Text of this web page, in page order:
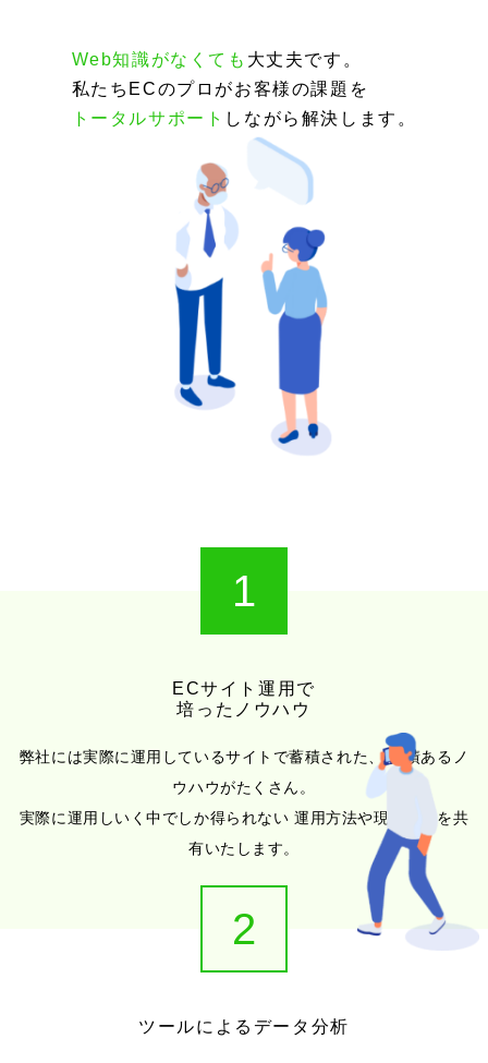
Web知識がなくても 大丈夫です。
私たちECのプロがお客様の課題を
トータルサポート しながら解決します。
1
ECサイト運用で
培ったノウハウ
弊社には実際に運用しているサイトで蓄積された、実績あるノ
ウハウがたくさん。
実際に運用しいく中でしか得られない 運用方法や現場の声を共
有いたします。
2
ツールによるデータ分析